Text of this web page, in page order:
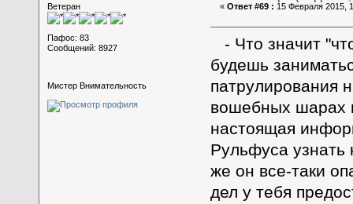
Ветеран
Пафос: 83
Сообщений: 8927
Мистер Внимательность
«Ответ #69 : 15 Февраля 2015,
- Что значит
будешь
патрулирования
вошебных шарах
настоящая
Рульфуса узнать
же он все-таки
дел у тебя